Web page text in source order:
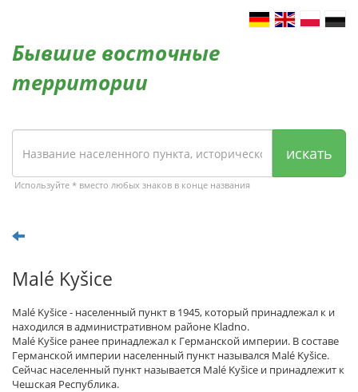
Бывшие восточные
территории
искать
Используйте * вместо любых знаков в конце названия
Malé Kyšice
Malé Kyšice - населенный пункт в 1945, который принадлежал к и
находился в административном районе Kladno.
Malé Kyšice ранее принадлежал к Германской империи. В составе
Германской империи населенный пункт назывался Malé Kyšice.
Сейчас населенный пункт называется Malé Kyšice и принадлежит к
Чешская Республика.